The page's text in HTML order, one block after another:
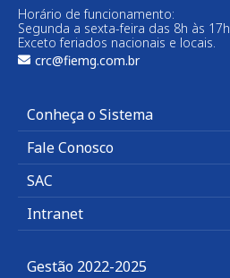
Horário de funcionamento:
Segunda a sexta-feira das 8h às 17h
Exceto feriados nacionais e locais.
crc@fiemg.com.br
Conheça o Sistema
Fale Conosco
SAC
Intranet
Gestão 2022-2025